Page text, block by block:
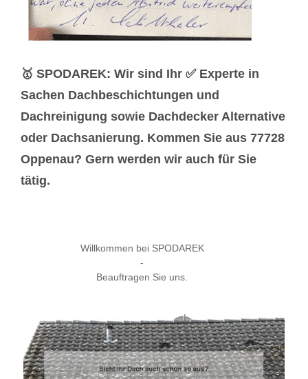
🥇 SPODAREK: Wir sind Ihr ✅ Experte in
Sachen Dachbeschichtungen und
Dachreinigung sowie Dachdecker Alternative
oder Dachsanierung. Kommen Sie aus 77728
Oppenau? Gern werden wir auch für Sie
tätig.
Willkommen bei SPODAREK
-
Beauftragen Sie uns.